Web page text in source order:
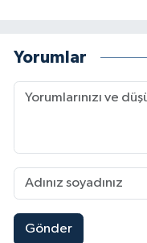
Yorumlar
Gönder